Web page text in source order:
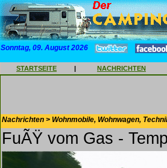
Sonntag, 09. August 2026
STARTSEITE | NACHRICHTEN
Nachrichten > Wohnmobile, Wohnwagen,
FuÃŸ vom Gas -